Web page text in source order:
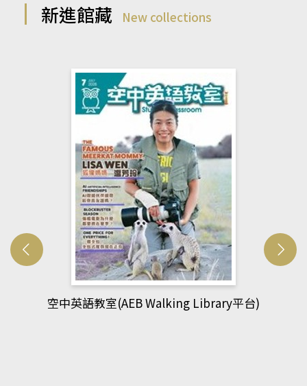
新進館藏 New collections
網管人(kono平台)